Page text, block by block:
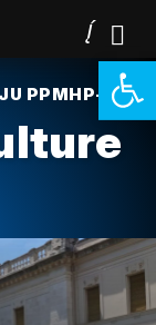
PPMHP-A